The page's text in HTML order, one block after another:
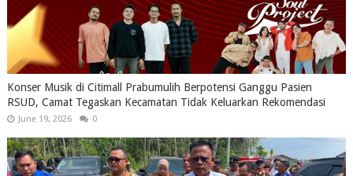
Konser Musik di Citimall Prabumulih Berpotensi Ganggu Pasien
RSUD, Camat Tegaskan Kecamatan Tidak Keluarkan Rekomendasi
June 19, 2026 0